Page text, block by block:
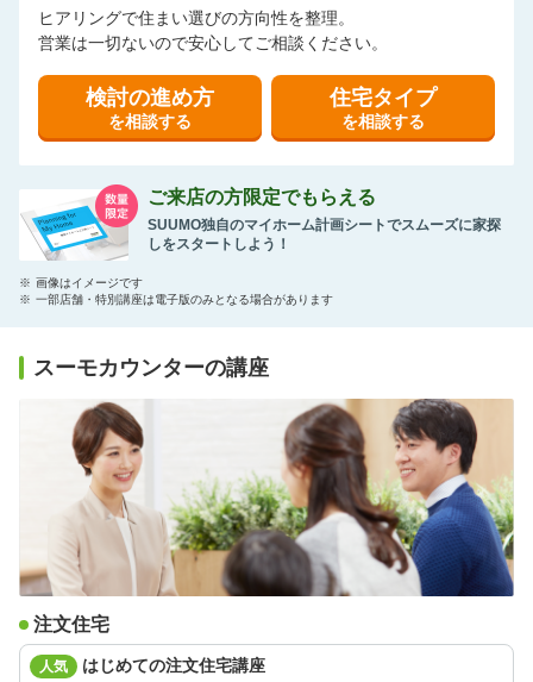
ヒアリングで住まい選びの方向性を整理。
営業は一切ないので安心してご相談ください。
検討の進め方
を相談する
住宅タイプ
を相談する
ご来店の方限定でもらえる
SUUMO独自のマイホーム計画シートでスムーズに家探
しをスタートしよう！
※ 画像はイメージです
※ 一部店舗・特別講座は電子版のみとなる場合があります
スーモカウンターの講座
注文住宅
人気 はじめての注文住宅講座